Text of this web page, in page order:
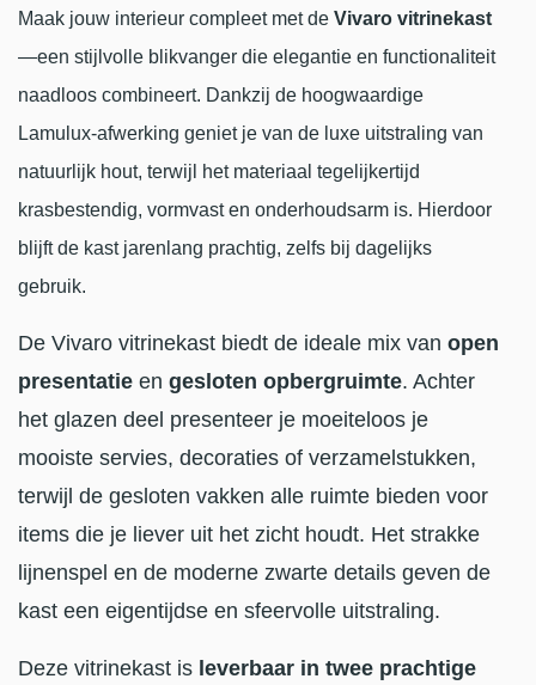
Maak jouw interieur compleet met de Vivaro vitrinekast
—een stijlvolle blikvanger die elegantie en functionaliteit
naadloos combineert. Dankzij de hoogwaardige
Lamulux‑afwerking geniet je van de luxe uitstraling van
natuurlijk hout, terwijl het materiaal tegelijkertijd
krasbestendig, vormvast en onderhoudsarm is. Hierdoor
blijft de kast jarenlang prachtig, zelfs bij dagelijks
gebruik.
De Vivaro vitrinekast biedt de ideale mix van open
presentatie en gesloten opbergruimte. Achter
het glazen deel presenteer je moeiteloos je
mooiste servies, decoraties of verzamelstukken,
terwijl de gesloten vakken alle ruimte bieden voor
items die je liever uit het zicht houdt. Het strakke
lijnenspel en de moderne zwarte details geven de
kast een eigentijdse en sfeervolle uitstraling.
Deze vitrinekast is leverbaar in twee prachtige